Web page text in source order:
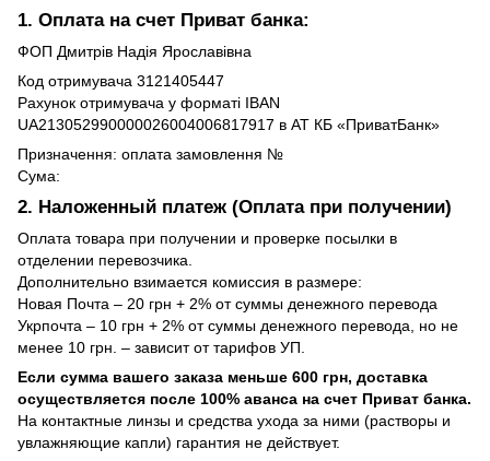
1. Оплата на счет Приват банка:
ФОП Дмитрів Надія Ярославівна
Код отримувача 3121405447
Рахунок отримувача у форматі IBAN
UA213052990000026004006817917 в АТ КБ «ПриватБанк»
Призначення: оплата замовлення №
Сума:
2. Наложенный платеж (Оплата при получении)
Оплата товара при получении и проверке посылки в
отделении перевозчика.
Дополнительно взимается комиссия в размере:
Новая Почта – 20 грн + 2% от суммы денежного перевода
Укрпочта – 10 грн + 2% от суммы денежного перевода, но не
менее 10 грн. – зависит от тарифов УП.
Если сумма вашего заказа меньше 600 грн, доставка
осуществляется после 100% аванса на счет Приват банка.
На контактные линзы и средства ухода за ними (растворы и
увлажняющие капли) гарантия не действует.